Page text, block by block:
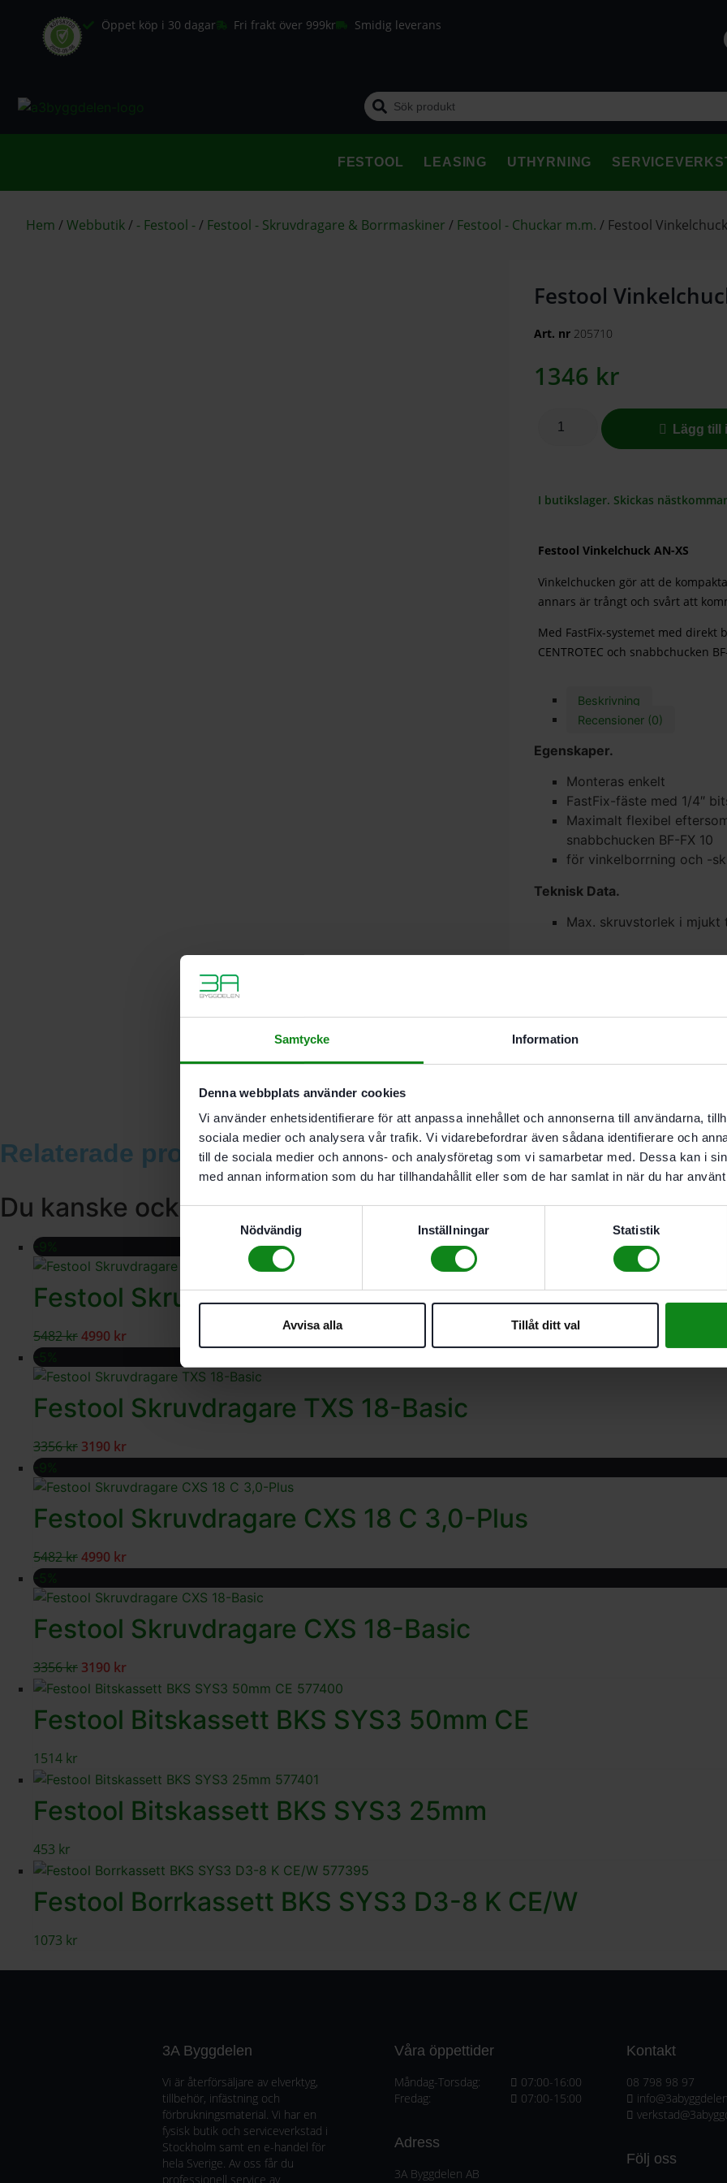
Samtycke Information
Denna webbplats använder cookies
Vi använder enhetsidentifierare för att anpassa innehållet och annonserna till användarna,
sociala medier och analysera vår trafik. Vi vidarebefordrar även sådana identifierare och
till de sociala medier och annons- och analysföretag som vi samarbetar med. Dessa kan i
med annan information som du har tillhandahållit eller som de har samlat in när du har
Nödvändig
Inställningar Statistik
Avvisa alla Tillåt ditt val
Öppet köp i 30 dagar Fri frakt över 999kr Smidig leverans
FESTOOL LEASING UTHYRNING
Hem /Webbutik/ - Festool -/ Festool - Skruvdragare & Borrmaskiner / Festool - Chuckar m.m. / Festool
Festool
Art. nr 205710
1346 kr
Lägg till
I butikslager. Skickas
Festool Vinkelchuck AN-XS
Vinkelchucken gör att de
annars är trångt och svårt att
Med FastFix-systemet med direkt
CENTROTEC och snabbchucken
Beskrivning
Recensioner (0)
Egenskaper.
Monteras enkelt
FastFix-fäste med 1/4″
Maximalt flexibel
snabbchucken BF-FX 10
för vinkelborrning och -
Teknisk Data.
Max. skruvstorlek i mjukt
Bli först med att recensera
Du måste vara
för att
Relaterade produkter
Du kanske också gillar …
-9%
Festool Skruvdragare TXS 18 C 3,0-Plus
5482kr4990 kr
-5%
Festool Skruvdragare TXS 18-Basic
3356kr 3190 kr
-9%
Festool Skruvdragare CXS 18 C 3,0-Plus
5482kr4990 kr
-5%
Festool Skruvdragare CXS 18-Basic
3356kr 3190 kr
Festool Bitskassett BKS SYS3 50mm CE
1514 kr
Festool Bitskassett BKS SYS3 25mm
453 kr
Festool Borrkassett BKS SYS3 D3-8 K CE/W
1073 kr
3A Byggdelen
Vi är återförsäljare av elverktyg,
tillbehör, infästning och
förbrukningsmaterial. Vi har en
fysisk butik och serviceverkstad i
Stockholm samt en e-handel för
hela Sverige. Av oss får du
professionell service av
Våra öppettider
Måndag-Torsdag:
Fredag:
07:00-16:00
07:00-15:00
Adress
3A Byggdelen AB
Kontakt
08 798 98 97
Följ oss